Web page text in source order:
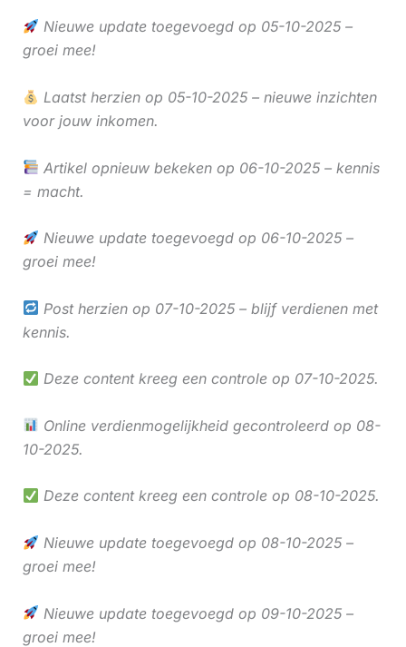
Nieuwe update toegevoegd op 05-10-2025 –
groei mee!
Laatst herzien op 05-10-2025 – nieuwe inzichten
voor jouw inkomen.
Artikel opnieuw bekeken op 06-10-2025 – kennis
= macht.
Nieuwe update toegevoegd op 06-10-2025 –
groei mee!
Post herzien op 07-10-2025 – blijf verdienen met
kennis.
Deze content kreeg een controle op 07-10-2025.
Online verdienmogelijkheid gecontroleerd op 08-
10-2025.
Deze content kreeg een controle op 08-10-2025.
Nieuwe update toegevoegd op 08-10-2025 –
groei mee!
Nieuwe update toegevoegd op 09-10-2025 –
groei mee!